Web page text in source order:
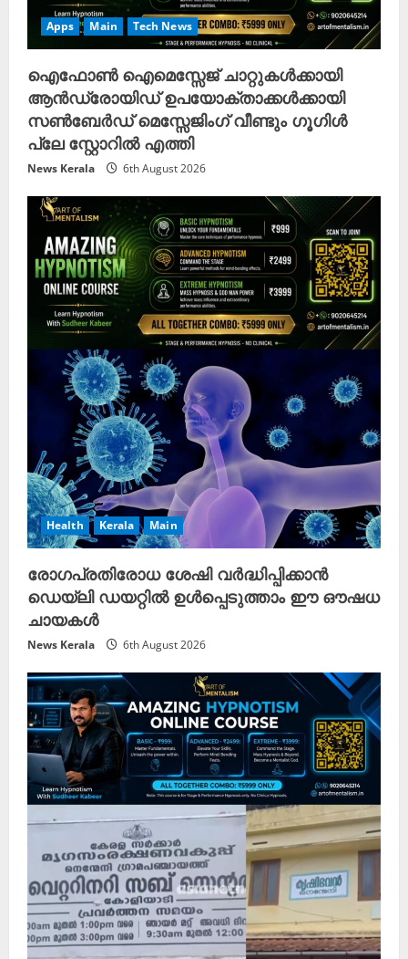
Apps Main Tech News
ഐഫോൺ ഐമെസ്സേജ് ചാറ്റുകൾക്കായി
ആന്‍ഡ്രോയിഡ് ഉപയോക്താക്കൾക്കായി
സൺബേർഡ് മെസ്സേജിംഗ് വീണ്ടും ഗൂഗിൾ
പ്ലേ സ്റ്റോറിൽ എത്തി
News Kerala 6th August 2026
Health Kerala Main
രോഗപ്രതിരോധ ശേഷി വർദ്ധിപ്പിക്കാൻ
ഡെയ്ലി ഡയറ്റിൽ ഉൾപ്പെടുത്താം ഈ ഔഷധ
ചായകൾ
News Kerala 6th August 2026